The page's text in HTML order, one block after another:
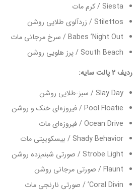
Siesta / کرم مات
Stilettos / زردآلوی طلایی روشن
Babes ’Night Out / سرخ مرجانی مات
South Beach / پرز هلویی روشن
ردیف 2 پالت سایه:
Slay Day / سبز-طلایی روشن
Pool Floatie / فیروزه‌ای خنک و روشن
Ocean Drive / فیروزه‌ای مات
Shady Behavior / بیسکوییتی مات
Strobe Light / صورتی شبنم‌زده روشن
Flaunt / صورتی مرجانی روشن
Coral Divin’ / صورتی نارنجی مات